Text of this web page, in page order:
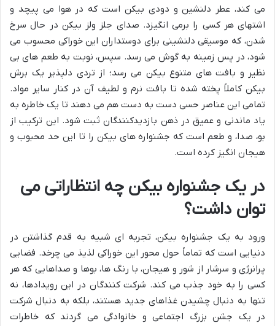
می کند، عطر دلنشین و دودی بیکن است که در هوا می پیچد و
اشتهای هر کسی را برمی انگیزد. صدای جلز ولز بیکن در حال سرخ
شدن، که موسیقی دلنشینی برای دوستداران این خوراکی محسوب می
شود، در پس زمینه به گوش می رسد. سپس، نوبت به طعم های بی
نظیر و بافت های متنوع بیکن می رسد؛ از تردی دلپذیر یک برش
بیکن کاملاً پخته شده تا بافت نرم و لطیف آن در کنار سایر مواد.
تمامی این عناصر حسی دست به دست هم می دهند تا یک خاطره به
یاد ماندنی و عمیق در ذهن بازدیدکنندگان ثبت شود. این ترکیب از
بو، صدا، و طعم است که جشنواره های بیکن را تا این حد محبوب و
هیجان انگیز کرده است.
در یک جشنواره بیکن چه انتظاراتی می
توان داشت؟
ورود به یک جشنواره بیکن، تجربه ای شبیه به قدم گذاشتن در
دنیایی است که تماماً حول محور این خوراکی لذیذ می چرخد. فضایی
پرانرژی و سرشار از شور و هیجان، با رنگ ها، بوها و صداهایی که هر
کسی را به خود جذب می کند. شرکت کنندگان در این رویدادها، نه
تنها به دنبال چشیدن غذاهای جدید هستند، بلکه به دنبال شرکت
در یک جشن بزرگ اجتماعی و خانوادگی می گردند که خاطرات